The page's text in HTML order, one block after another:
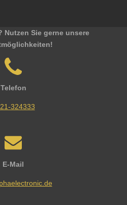
Nutzen Sie gerne unsere
Telefon
324333
E-Mail